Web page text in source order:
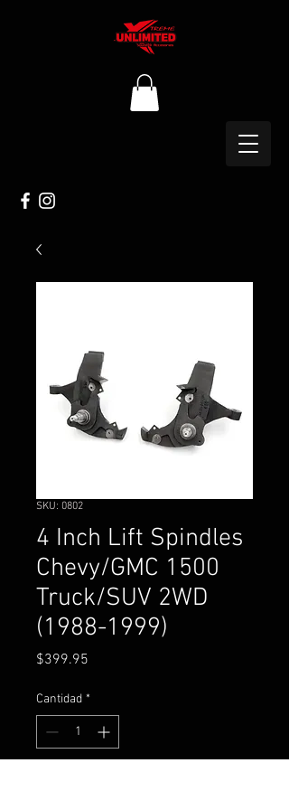
SKU: 0802
4 Inch Lift Spindles
Chevy/GMC 1500
Truck/SUV 2WD
(1988-1999)
$399.95
Cantidad *